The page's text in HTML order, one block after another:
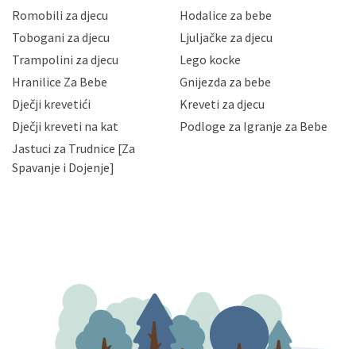
korisnika i posjetitelja web stranica, čuva povjerljivost
Vaših osobnih podataka te omogućava pristup i
priopćavanje osobnih podataka samo onim svojim
zaposlenicima kojima su isti potrebni radi provedbe
slučajevima koji su dozvoljeni zakonima. Napominjemo
da možete u svako doba, u potpunosti ili djelomice,
zatražiti prestanak aktivnosti obrade Vaših osobnih
podataka. Opoziv privole možete podnijeti poštom na
gore navedenu adresu ili e-mailom na adresu:
Romobili za djecu
Hodalice za bebe
Tobogani za djecu
Ljuljačke za djecu
Trampolini za djecu
Lego kocke
Hranilice Za Bebe
Gnijezda za bebe
Dječji krevetići
Kreveti za djecu
Dječji kreveti na kat
Podloge za Igranje za Bebe
Jastuci za Trudnice [Za
Spavanje i Dojenje]